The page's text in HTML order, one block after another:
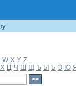
W X Y Z
Х Ц Ч Ш Щ Ъ Ы Ь Э Ю